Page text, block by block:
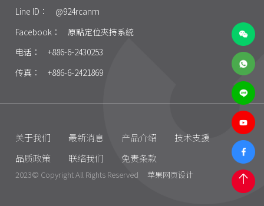
Line ID：
@924rcanm
Facebook：
原點定位夾持系統
电话：
+886-6-2430253
传真：
+886-6-2421869
关于我们 最新消息 产品介绍
技术支援
品质政策
联络我们 免责条款
2023© Copyright All Rights Reserved 苹果网页设计